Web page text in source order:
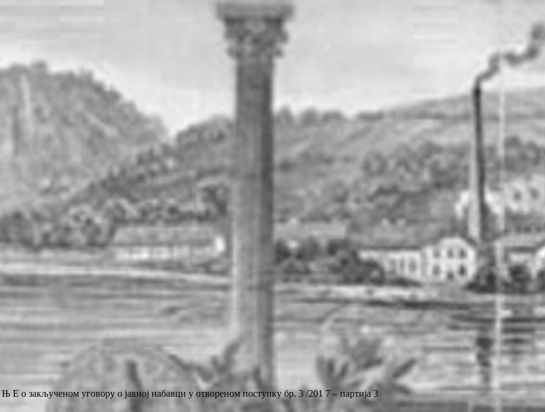
закљученом уговору о јавној набавци у отвореном поступку бр. 3 /201 7 – партија 3